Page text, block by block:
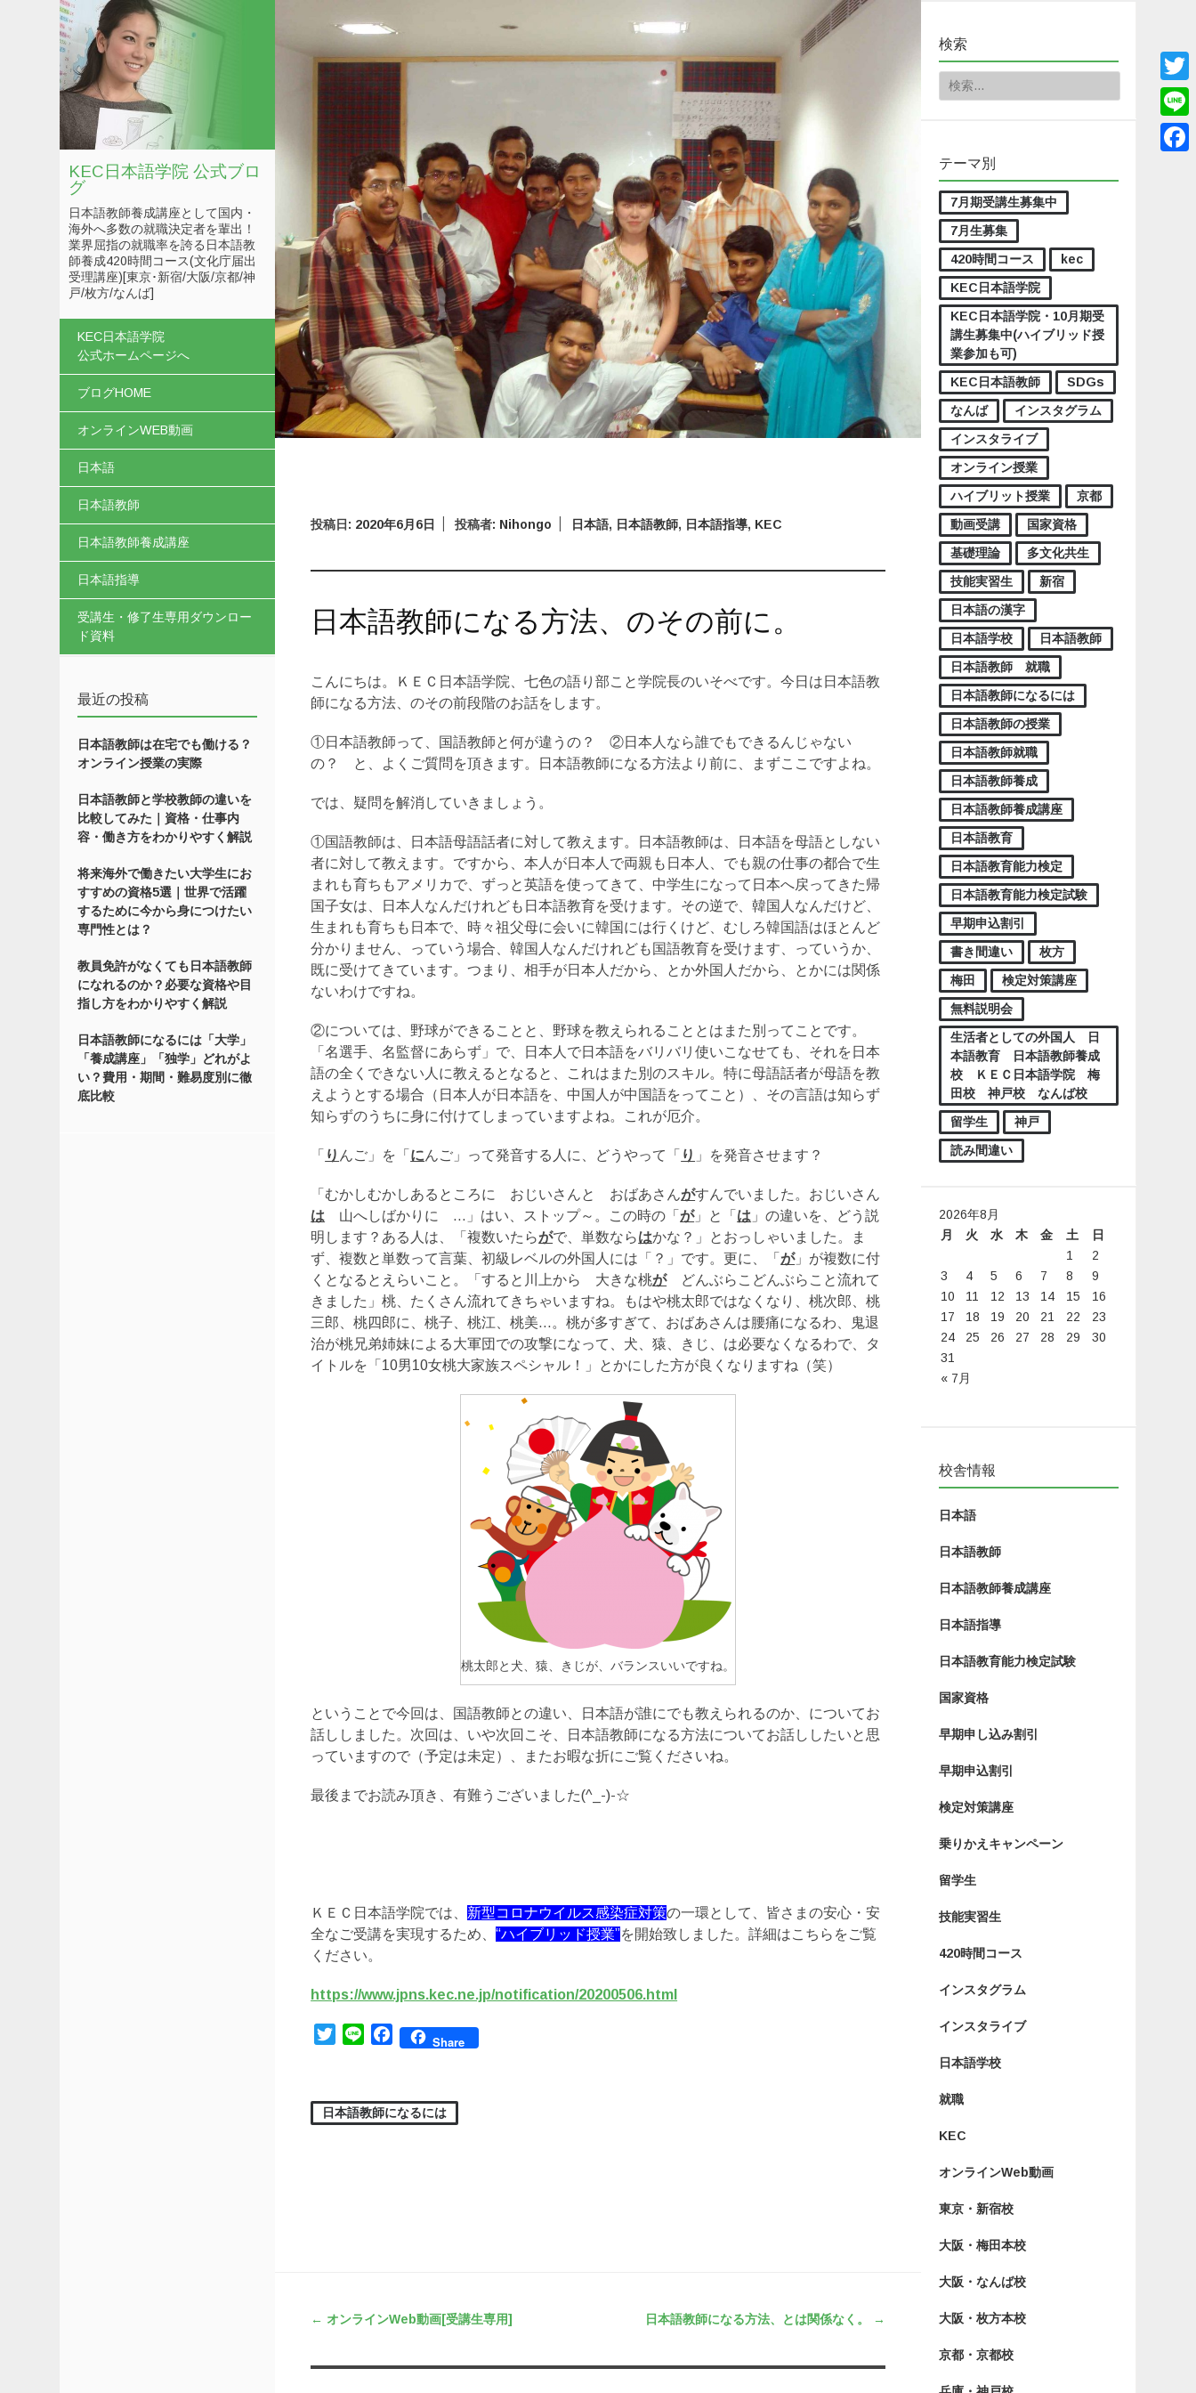
KEC日本語学院 公式ブロ
グ
日本語教師養成講座として国内・
海外へ多数の就職決定者を輩出！
業界屈指の就職率を誇る日本語教
師養成420時間コース(文化庁届出
受理講座)[東京･新宿/大阪/京都/神
戸/枚方/なんば]
コンテンツへスキップ
KEC日本語学院
公式ホームページへ
ブログHOME
オンラインWEB動画
日本語
日本語教師
日本語教師養成講座
日本語指導
受講生・修了生専用ダウンロー
ド資料
最近の投稿
日本語教師は在宅でも働ける？
オンライン授業の実際
日本語教師と学校教師の違いを
比較してみた｜資格・仕事内
容・働き方をわかりやすく解説
将来海外で働きたい大学生にお
すすめの資格5選｜世界で活躍
するために今から身につけたい
専門性とは？
教員免許がなくても日本語教師
になれるのか？必要な資格や目
指し方をわかりやすく解説
日本語教師になるには「大学」
「養成講座」「独学」どれがよ
い？費用・期間・難易度別に徹
底比較
検索
検索:
テーマ別
7月期受講生募集中
7月生募集
420時間コース
kec
KEC日本語学院
KEC日本語学院・10月期受
講生募集中(ハイブリッド授
業参加も可)
KEC日本語教師
SDGs
なんば
インスタグラム
インスタライブ
オンライン授業
ハイブリット授業
京都
動画受講
国家資格
基礎理論
多文化共生
技能実習生
新宿
日本語の漢字
日本語学校
日本語教師
日本語教師 就職
日本語教師になるには
日本語教師の授業
日本語教師就職
日本語教師養成
日本語教師養成講座
日本語教育
日本語教育能力検定
日本語教育能力検定試験
早期申込割引
書き間違い
枚方
梅田
検定対策講座
無料説明会
生活者としての外国人 日
本語教育 日本語教師養成
校 ＫＥＣ日本語学院 梅
田校 神戸校 なんば校
留学生
神戸
読み間違い
2026年8月
月
火 水 木 金 土 日
« 7月
1
2
3
4 5 6 7 8
9
10
11 12 13 14 15
16
17
18 19 20 21 22
23
24
25 26 27 28 29
30
31
校舎情報
日本語
日本語教師
日本語教師養成講座
日本語指導
日本語教育能力検定試験
国家資格
早期申し込み割引
早期申込割引
検定対策講座
乗りかえキャンペーン
留学生
技能実習生
420時間コース
インスタグラム
インスタライブ
日本語学校
就職
KEC
オンラインWeb動画
東京・新宿校
大阪・梅田本校
大阪・なんば校
大阪・枚方本校
京都・京都校
投稿日: 2020年6月6日 投稿者: Nihongo 日本語, 日本語教師, 日本語指導, KEC
日本語教師になる方法、のその前に。
こんにちは。ＫＥＣ日本語学院、七色の語り部こと学院長のいそべです。今日は日本語教
師になる方法、のその前段階のお話をします。
①日本語教師って、国語教師と何が違うの？ ②日本人なら誰でもできるんじゃない
の？ と、よくご質問を頂きます。日本語教師になる方法より前に、まずここですよね。
では、疑問を解消していきましょう。
①国語教師は、日本語母語話者に対して教えます。日本語教師は、日本語を母語としない
者に対して教えます。ですから、本人が日本人で両親も日本人、でも親の仕事の都合で生
まれも育ちもアメリカで、ずっと英語を使ってきて、中学生になって日本へ戻ってきた帰
国子女は、日本人なんだけれども日本語教育を受けます。その逆で、韓国人なんだけど、
生まれも育ちも日本で、時々祖父母に会いに韓国には行くけど、むしろ韓国語はほとんど
分かりません、っていう場合、韓国人なんだけれども国語教育を受けます、っていうか、
既に受けてきています。つまり、相手が日本人だから、とか外国人だから、とかには関係
ないわけですね。
②については、野球ができることと、野球を教えられることとはまた別ってことです。
「名選手、名監督にあらず」で、日本人で日本語をバリバリ使いこなせても、それを日本
語の全くできない人に教えるとなると、これはまた別のスキル。特に母語話者が母語を教
えようとする場合（日本人が日本語を、中国人が中国語をってこと）、その言語は知らず
知らずのうちに身に付けてしまっていますよね。これが厄介。
「 り んご」を「 にんご」って発音する人に、どうやって「 り 」を発音させます？
「むかしむかしあるところに おじいさんと おばあさんがすんでいました。おじいさん
は 山へしばかりに …」はい、ストップ～。この時の「が」と「 は 」の違いを、どう説
明します？ある人は、「複数いたらがで、単数ならはかな？」とおっしゃいました。ま
ず、複数と単数って言葉、初級レベルの外国人には「？」です。更に、「が」が複数に付
くとなるとえらいこと。「すると川上から 大きな桃がどんぶらこどんぶらこと流れて
きました」桃、たくさん流れてきちゃいますね。もはや桃太郎ではなくなり、桃次郎、桃
三郎、桃四郎に、桃子、桃江、桃美…。桃が多すぎて、おばあさんは腰痛になるわ、鬼退
治が桃兄弟姉妹による大軍団での攻撃になって、犬、猿、きじ、は必要なくなるわで、タ
イトルを「10男10女桃大家族スペシャル！」とかにした方が良くなりますね（笑）
桃太郎と犬、猿、きじが、バランスいいですね。
ということで今回は、国語教師との違い、日本語が誰にでも教えられるのか、についてお
話ししました。次回は、いや次回こそ、日本語教師になる方法についてお話ししたいと思
っていますので（予定は未定）、またお暇な折にご覧くださいね。
最後までお読み頂き、有難うございました(^_-)-☆
ＫＥＣ日本語学院では、 新型コロナウイルス感染症対策の一環として、皆さまの安心・安
全なご受講を実現するため、“ハイブリッド授業”を開始致しました。詳細はこちらをご覧
ください。
https://www.jpns.kec.ne.jp/notification/20200506.html
TwitterLine FacebookShare
日本語教師になるには
← オンラインWeb動画[受講生専用] 日本語教師になる方法、とは関係なく。 →
Line